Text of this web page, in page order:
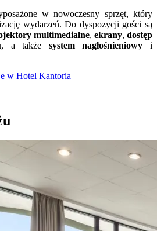
w nowoczesny sprzęt, który
wydarzeń. Do dyspozycji gości są
multimedialne, ekrany, dostęp
, a także system nagłośnieniowy i
w Hotel Kantoria